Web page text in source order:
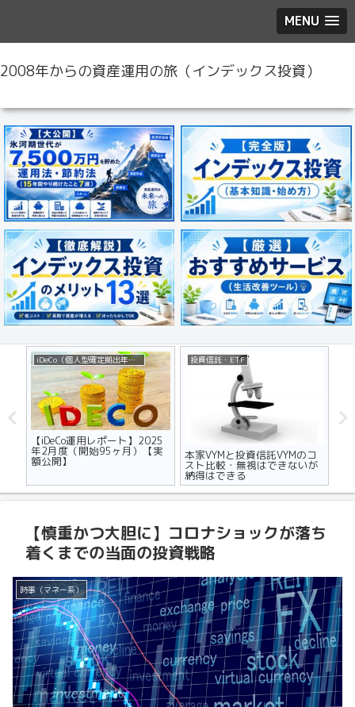
MENU
2008年からの資産運用の旅（インデックス投資）
iDeCo（個人型確定拠出年金）
【iDeCo運用レポート】2025
年2月度（開始95ヶ月）【実
額公開】
投資信託・ETF
本家VYMと投資信託VYMのコ
スト比較・無視はできないが
納得はできる
【慎重かつ大胆に】コロナショックが落ち
着くまでの当面の投資戦略
時事（マネー系）